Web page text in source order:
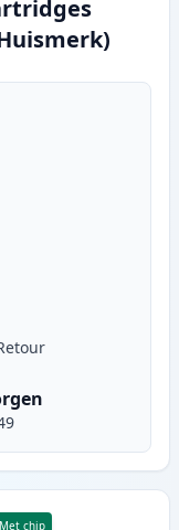
33XL
Met chip